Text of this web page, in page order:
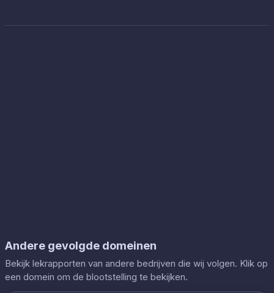
Andere gevolgde domeinen
Bekijk lekrapporten van andere bedrijven die wij volgen. Klik op
een domein om de blootstelling te bekijken.